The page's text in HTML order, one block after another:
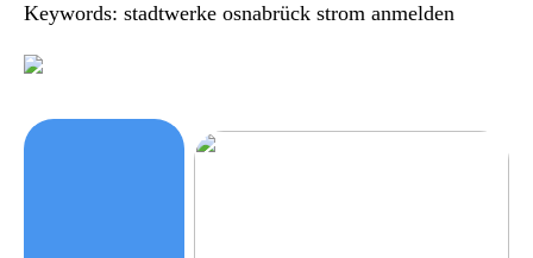
Keywords: stadtwerke osnabrück strom anmelden